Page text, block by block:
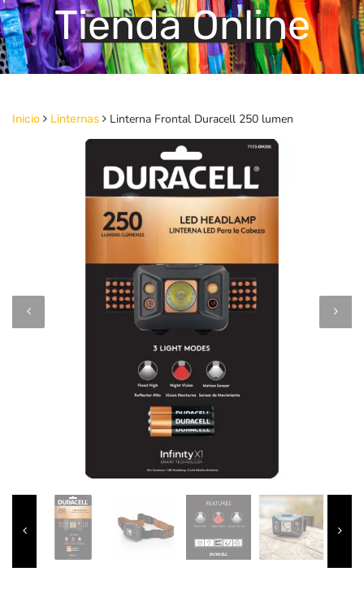
Tienda Online
Inicio Linternas Linterna Frontal Duracell 250 lumen